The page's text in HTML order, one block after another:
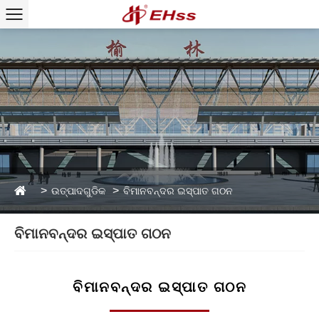
ଉତ୍ପାଦଗୁଡିକ ବିମାନବନ୍ଦର ଇସ୍ପାତ ଗଠନ
ବିମାନବନ୍ଦର ଇସ୍ପାତ ଗଠନ
ବିମାନବନ୍ଦର ଇସ୍ପାତ ଗଠନ